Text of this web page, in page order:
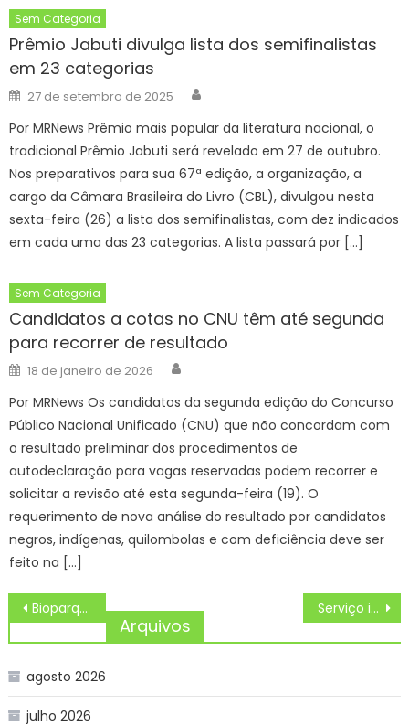
Sem Categoria
Prêmio Jabuti divulga lista dos semifinalistas
em 23 categorias
Posted
on
27 de setembro de 2025
Por MRNews Prêmio mais popular da literatura nacional, o
tradicional Prêmio Jabuti será revelado em 27 de outubro.
Nos preparativos para sua 67ª edição, a organização, a
cargo da Câmara Brasileira do Livro (CBL), divulgou nesta
sexta-feira (26) a lista dos semifinalistas, com dez indicados
em cada uma das 23 categorias. A lista passará por […]
Sem Categoria
Candidatos a cotas no CNU têm até segunda
para recorrer de resultado
Posted
on
18 de janeiro de 2026
Por MRNews Os candidatos da segunda edição do Concurso
Público Nacional Unificado (CNU) que não concordam com
o resultado preliminar dos procedimentos de
autodeclaração para vagas reservadas podem recorrer e
solicitar a revisão até esta segunda-feira (19). O
requerimento de nova análise do resultado por candidatos
negros, indígenas, quilombolas e com deficiência deve ser
feito na […]
Navegação
de
Bioparque Pantanal promove lazer e bem-estar emocional aos visitantes em Mato Grosso do Sul – Agência de Noticias do Governo de Mato Grosso do Sul Serviço indisponível no momento
Arquivos
agosto 2026
julho 2026